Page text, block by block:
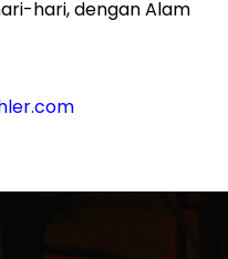
hari, dengan Alam